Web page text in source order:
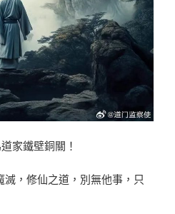
家鐵壁銅關！
，修仙之道，別無他事，只